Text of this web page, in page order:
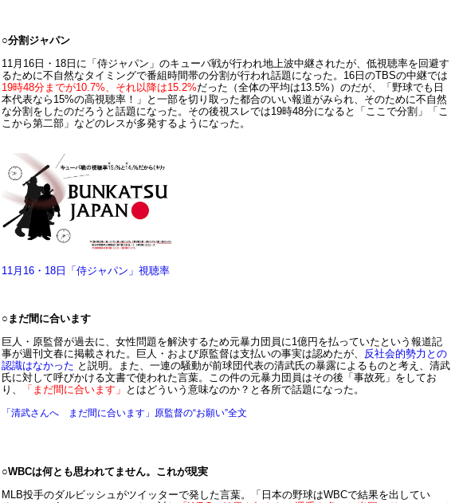
○分割ジャパン
11月16日・18日に「侍ジャパン」のキューバ戦が行われ地上波中継されたが、低視聴率を回避す
るために不自然なタイミングで番組時間帯の分割が行われ話題になった。16日のTBSの中継では
19時48分までが10.7%、それ以降は15.2%だった（全体の平均は13.5%）のだが、「野球でも日
本代表なら15%の高視聴率！」と一部を切り取った都合のいい報道がみられ、そのために不自然
な分割をしたのだろうと話題になった。その後視スレでは19時48分になると「ここで分割」「こ
こから第二部」などのレスが多発するようになった。
11月16・18日「侍ジャパン」視聴率
○まだ間に合います
巨人・原監督が過去に、女性問題を解決するため元暴力団員に1億円を払っていたという報道記
事が週刊文春に掲載された。巨人・および原監督は支払いの事実は認めたが、 反社会的勢力との
認識はなかった と説明。また、一連の騒動が前球団代表の清武氏の暴露によるものと考え、清武
氏に対して呼びかける文書で使われた言葉。この件の元暴力団員はその後「事故死」をしてお
り、
「まだ間に合います」 とはどういう意味なのか？と各所で話題になった。
「清武さんへ まだ間に合います」原監督の“お願い”全文
○WBCは何とも思われてません。これが現実
MLB投手のダルビッシュがツイッターで発した言葉。「日本の野球はWBCで結果を出してい